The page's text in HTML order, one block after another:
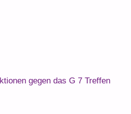
gegen das G 7 Treffen